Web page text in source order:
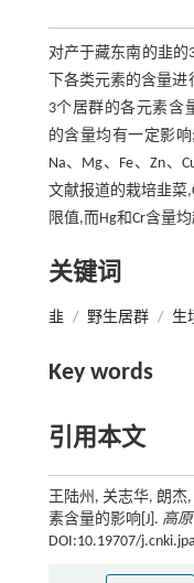
对产于藏东南的韭
下各类元素的含量
3个居群的各元素含
的含量均有一定影响
Na、Mg、Fe、Zn、
文献报道的栽培韭菜
限值,而Hg和Cr含量均
关键词
韭 / 野生居群 / 生
Key words
引用本文
王陆州, 关志华, 朗杰
素含量的影响[J]. 高
DOI:10.19707/